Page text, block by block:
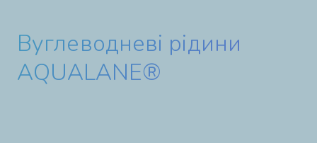
Вуглеводневі рідини
AQUALANE®